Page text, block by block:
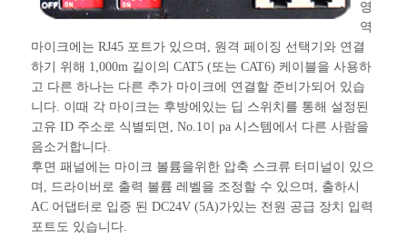
영
역
마이크에는 RJ45 포트가 있으며, 원격 페이징 선택기와 연결
하기 위해 1,000m 길이의 CAT5 (또는 CAT6) 케이블을 사용하
고 다른 하나는 다른 추가 마이크에 연결할 준비가되어 있습
니다. 이때 각 마이크는 후방에있는 딥 스위치를 통해 설정된
고유 ID 주소로 식별되면, No.1이 pa 시스템에서 다른 사람을
음소거합니다.
후면 패널에는 마이크 볼륨을위한 압축 스크류 터미널이 있으
며, 드라이버로 출력 볼륨 레벨을 조정할 수 있으며, 출하시
AC 어댑터로 입증 된 DC24V (5A)가있는 전원 공급 장치 입력
포트도 있습니다.